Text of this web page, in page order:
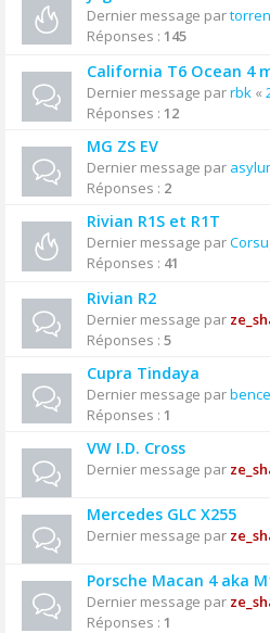
Dernier message par
Réponses : 145
California T6 Ocean 4
Dernier message parrbk «
Réponses : 12
MG ZS EV
Dernier message par
Réponses : 2
Rivian R1S et R1T
Dernier message par
Réponses : 41
Rivian R2
Dernier message par
Réponses : 5
Cupra Tindaya
Dernier message parbence
Réponses : 1
VW I.D. Cross
Dernier message par
Mercedes GLC X255
Dernier message par
Porsche Macan 4 aka
Dernier message par
Réponses : 1